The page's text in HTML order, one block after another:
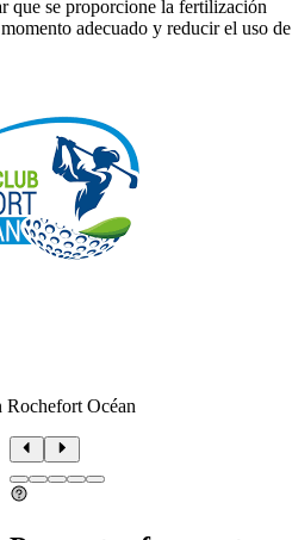
que se proporcione la fertilización
adecuado y reducir el uso de
Océan